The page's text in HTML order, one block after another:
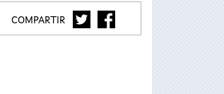
COMPARTIR TWITTERFACEBOOK